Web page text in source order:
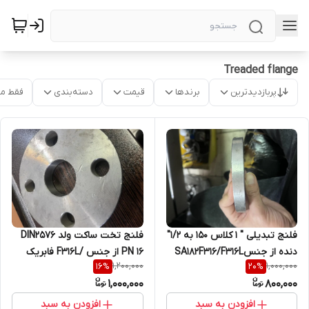
Treaded flange
پربازدیدترین برندها قیمت دسته‌بندی فقط
فلنج تبدیلی " 1 کلاس 150 به 1/2"
دنده از جنسSA182F316/F316L
1,000,000
20%
800,000
افزودن به سبد
فلنج تخت ساکت ولد DIN2576
PN 16 از جنس /F316L فابریک
1,200,000
16%
1,000,000
افزودن به سبد